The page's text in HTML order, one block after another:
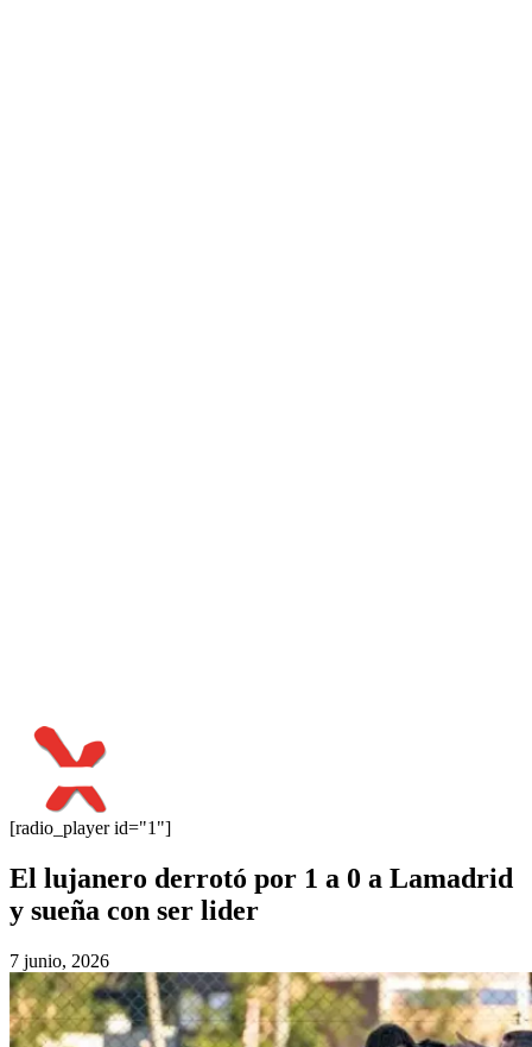
[radio_player id="1"]
El lujanero derrotó por 1 a 0 a Lamadrid
y sueña con ser lider
7 junio, 2026